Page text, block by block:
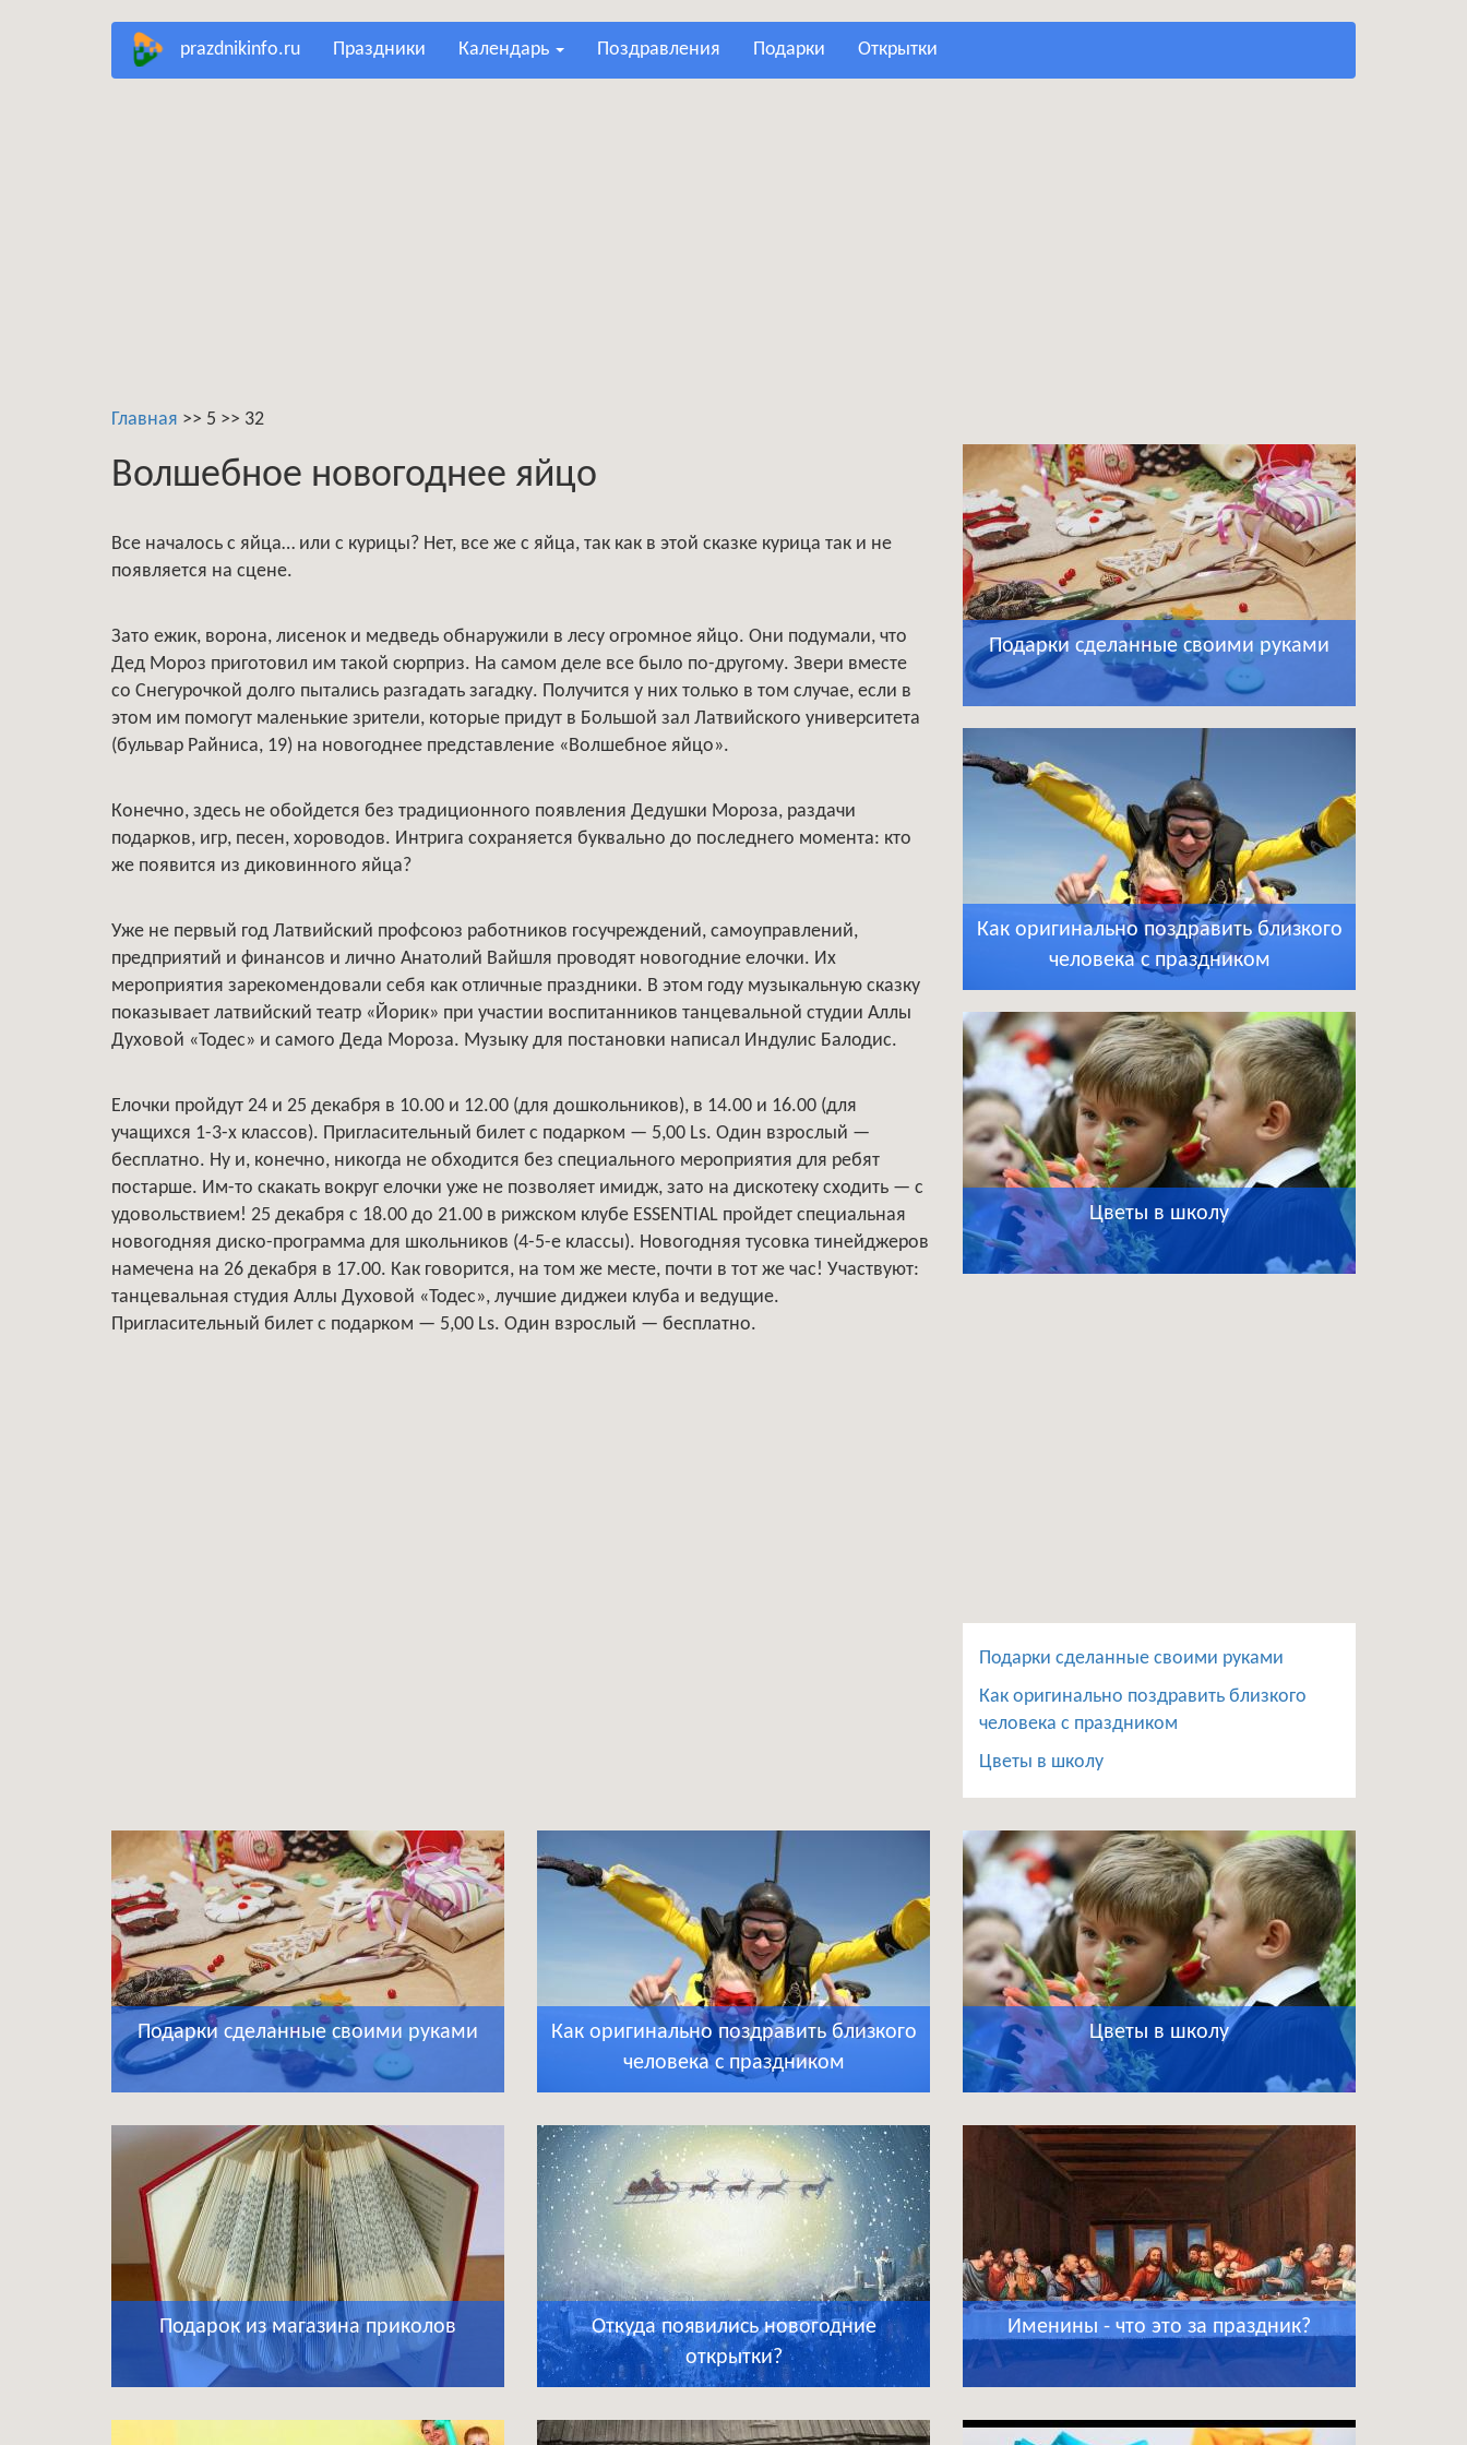
prazdnikinfo.ru праздники календарь поздравления подарки открытки
Главная >> 5 >> 32
Волшебное новогоднее яйцо
Все началось с яйца… или с курицы? Нет, все же с яйца, так как в этой сказке курица так и не
появляется на сцене.
Зато ежик, ворона, лисенок и медведь обнаружили в лесу огромное яйцо. Они подумали, что
Дед Мороз приготовил им такой сюрприз. На самом деле все было по-другому. Звери вместе
со Снегурочкой долго пытались разгадать загадку. Получится у них только в том случае, если в
этом им помогут маленькие зрители, которые придут в Большой зал Латвийского университета
(бульвар Райниса, 19) на новогоднее представление «Волшебное яйцо».
Конечно, здесь не обойдется без традиционного появления Дедушки Мороза, раздачи
подарков, игр, песен, хороводов. Интрига сохраняется буквально до последнего момента: кто
же появится из диковинного яйца?
Уже не первый год Латвийский профсоюз работников госучреждений, самоуправлений,
предприятий и финансов и лично Анатолий Вайшля проводят новогодние елочки. Их
мероприятия зарекомендовали себя как отличные праздники. В этом году музыкальную сказку
показывает латвийский театр «Йорик» при участии воспитанников танцевальной студии Аллы
Духовой «Тодес» и самого Деда Мороза. Музыку для постановки написал Индулис Балодис.
Елочки пройдут 24 и 25 декабря в 10.00 и 12.00 (для дошкольников), в 14.00 и 16.00 (для
учащихся 1-3-х классов). Пригласительный билет с подарком — 5,00 Ls. Один взрослый —
бесплатно. Ну и, конечно, никогда не обходится без специального мероприятия для ребят
постарше. Им-то скакать вокруг елочки уже не позволяет имидж, зато на дискотеку сходить — с
удовольствием! 25 декабря с 18.00 до 21.00 в рижском клубе ESSENTIAL пройдет специальная
новогодняя диско-программа для школьников (4-5-е классы). Новогодняя тусовка тинейджеров
намечена на 26 декабря в 17.00. Как говорится, на том же месте, почти в тот же час! Участвуют:
танцевальная студия Аллы Духовой «Тодес», лучшие диджеи клуба и ведущие.
Пригласительный билет с подарком — 5,00 Ls. Один взрослый — бесплатно.
Подарки сделанные своими руками
Как оригинально поздравить близкого
человека с праздником
Цветы в школу
Подарки сделанные своими руками
Как оригинально поздравить близкого
человека с праздником
Цветы в школу
Подарки сделанные своими руками
Как оригинально поздравить близкого
человека с праздником
Цветы в школу
Подарок из магазина приколов
Откуда появились новогодние
открытки?
Именины - что это за праздник?